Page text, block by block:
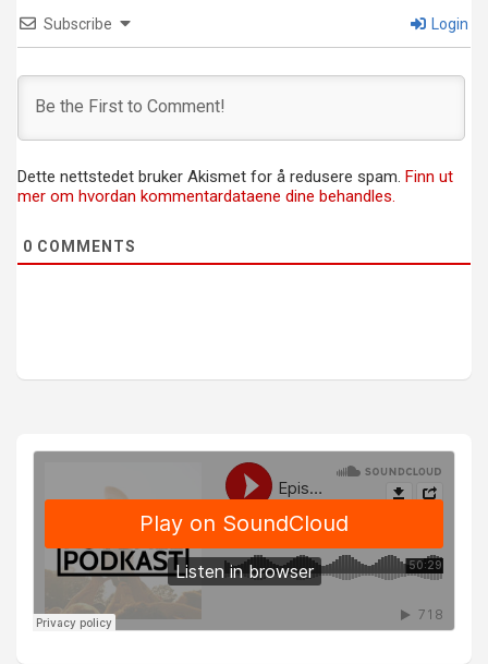
Subscribe Login
Dette nettstedet bruker Akismet for å redusere spam. Finn ut
mer om hvordan kommentardataene dine behandles.
0 COMMENTS